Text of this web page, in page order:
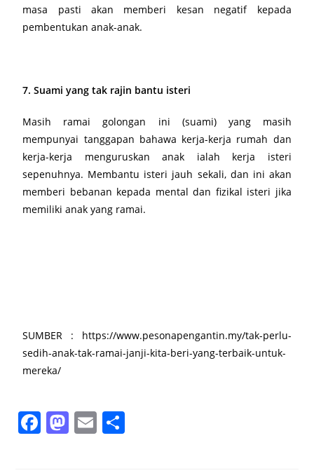
masa pasti akan memberi kesan negatif kepada
pembentukan anak-anak.
7. Suami yang tak rajin bantu isteri
Masih ramai golongan ini (suami) yang masih
mempunyai tanggapan bahawa kerja-kerja rumah dan
kerja-kerja menguruskan anak ialah kerja isteri
sepenuhnya. Membantu isteri jauh sekali, dan ini akan
memberi bebanan kepada mental dan fizikal isteri jika
memiliki anak yang ramai.
SUMBER : https://www.pesonapengantin.my/tak-perlu-
sedih-anak-tak-ramai-janji-kita-beri-yang-terbaik-untuk-
mereka/
F
a
M
a
E
m